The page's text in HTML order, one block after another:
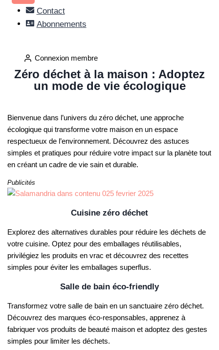
Contact
Abonnements
Connexion membre
Zéro déchet à la maison : Adoptez
un mode de vie écologique
Bienvenue dans l’univers du zéro déchet, une approche
écologique qui transforme votre maison en un espace
respectueux de l’environnement. Découvrez des astuces
simples et pratiques pour réduire votre impact sur la planète tout
en créant un cadre de vie sain et durable.
Publicités
Cuisine zéro déchet
Explorez des alternatives durables pour réduire les déchets de
votre cuisine. Optez pour des emballages réutilisables,
privilégiez les produits en vrac et découvrez des recettes
simples pour éviter les emballages superflus.
Salle de bain éco-friendly
Transformez votre salle de bain en un sanctuaire zéro déchet.
Découvrez des marques éco-responsables, apprenez à
fabriquer vos produits de beauté maison et adoptez des gestes
simples pour limiter les déchets.